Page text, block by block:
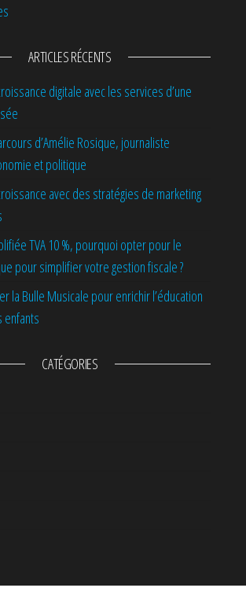
ARTICLES RÉCENTS
digitale avec les services d’une
d’Amélie Rosique, journaliste
et politique
avec des stratégies de marketing
TVA 10 %, pourquoi opter pour le
pour simplifier votre gestion fiscale ?
la Bulle Musicale pour enrichir l’éducation
CATÉGORIES